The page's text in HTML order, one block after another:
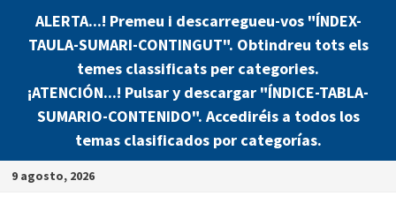
ALERTA...! Premeu i descarregueu-vos "ÍNDEX-
TAULA-SUMARI-CONTINGUT". Obtindreu tots els
temes classificats per categories.
¡ATENCIÓN...! Pulsar y descargar "ÍNDICE-TABLA-
SUMARIO-CONTENIDO". Accediréis a todos los
temas clasificados por categorías.
Saltar
9 agosto, 2026